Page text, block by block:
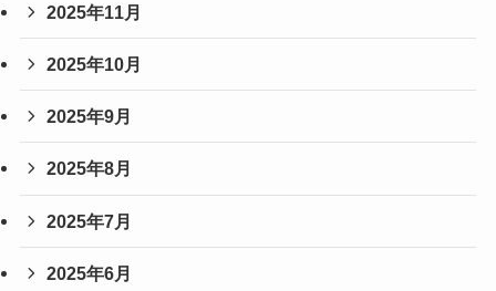
2025年11月
2025年10月
2025年9月
2025年8月
2025年7月
2025年6月